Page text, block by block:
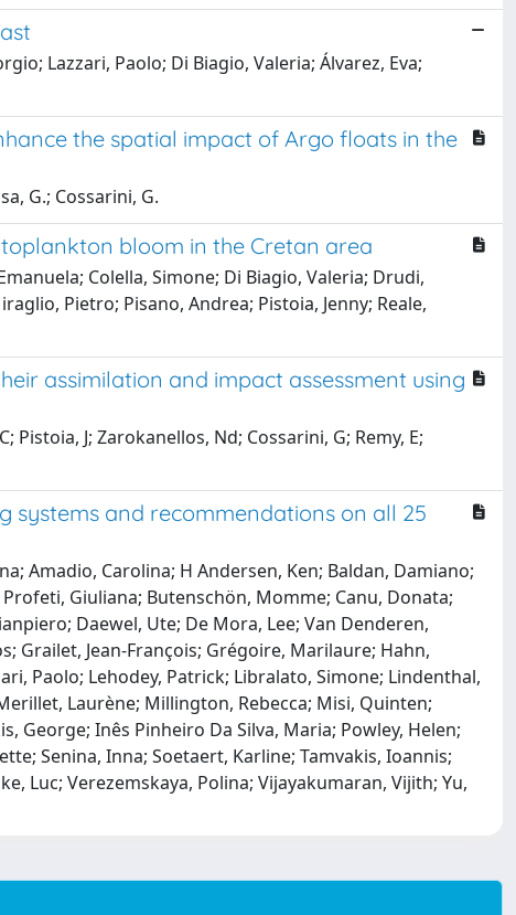
Lazzari, Paolo; Di Biagio, Valeria; Álvarez, Eva;
the spatial impact of Argo floats in the
G.; Cossarini, G.
bloom in the Cretan area
Colella, Simone; Di Biagio, Valeria; Drudi,
Pietro; Pisano, Andrea; Pistoia, Jenny; Reale,
assimilation and impact assessment using
Pistoia, J; Zarokanellos, Nd; Cossarini, G; Remy, E;
systems and recommendations on all 25
Amadio, Carolina; H Andersen, Ken; Baldan, Damiano;
Giuliana; Butenschön, Momme; Canu, Donata;
Daewel, Ute; De Mora, Lee; Van Denderen,
Grailet, Jean-François; Grégoire, Marilaure; Hahn,
Paolo; Lehodey, Patrick; Libralato, Simone; Lindenthal,
Laurène; Millington, Rebecca; Misi, Quinten;
George; Inês Pinheiro Da Silva, Maria; Powley, Helen;
Senina, Inna; Soetaert, Karline; Tamvakis, Ioannis;
Luc; Verezemskaya, Polina; Vijayakumaran, Vijith; Yu,